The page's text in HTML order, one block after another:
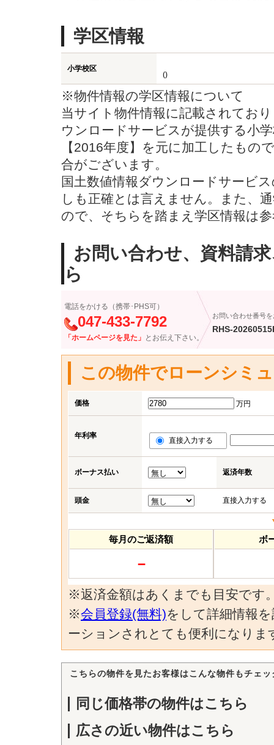
学区情報
小学校区
()
※物件情報の学区情報について
当サイト物件情報に記載されてお
ウンロードサービスが提供する小
【2016年度】を元に加工したもの
合がございます。
国土数値情報ダウンロードサービ
しも正確とは言えません。また、
ので、そちらを踏まえ学区情報は
お問い合わせ、資料請
ら
電話をかける（携帯･PHS可）
047-433-7792
「ホームページを見た」 とお伝え下さい。
お問い合わせ番号
RHS-
この物件でローンシミ
価格 万円
年利率
直接入力する
ボーナス払い 返済年数
頭金 直接入力する
毎月のご返済額
－
ボ
※返済金額はあくまでも目安です
※会員登録(無料)をして詳細情報
ーションされとても便利になりま
こちらの物件を見たお客様はこんな物件もチェ
同じ価格帯の物件はこちら
広さの近い物件はこちら